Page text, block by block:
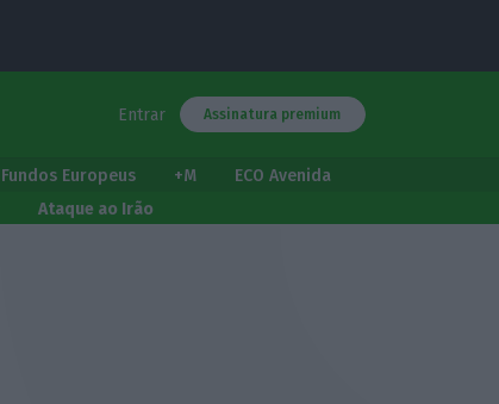
Entrar Assinatura premium
Fundos Europeus +M
ECO Avenida
Ataque ao Irão